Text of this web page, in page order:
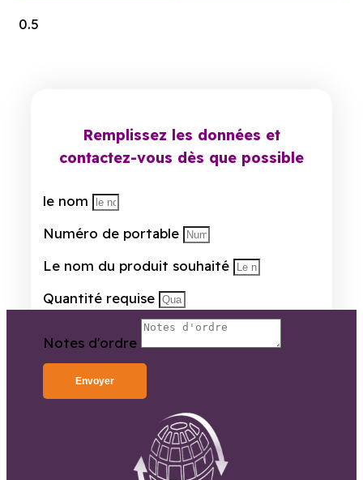
Remplissez les données et
contactez-vous dès que possible
le nom
Numéro de portable
Le nom du produit souhaité
Quantité requise
Notes d'ordre
Envoyer